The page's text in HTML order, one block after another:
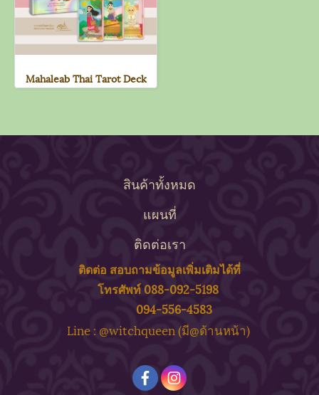
Mahaleab Thai Tarot Deck
สินค้าทั้งหมด
แผนที่
ติดต่อเรา
ติดต่อ สอบถามข้อมูลเพิ่มเติมได้ที่
โทรศัพท์ 088-092-5198
094-556-4583
Line : @witchqueen (มี@ด้านหน้า)